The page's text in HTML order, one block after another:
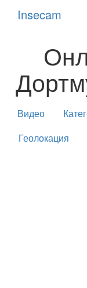
Insecam
Видео
Геолокация